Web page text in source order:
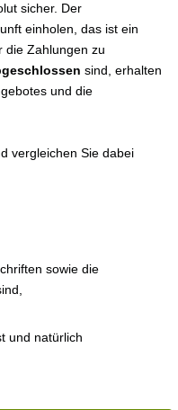
sicher. Der
einholen, das ist ein
die Zahlungen zu
sind, erhalten
und die
vergleichen Sie dabei
sowie die
und natürlich